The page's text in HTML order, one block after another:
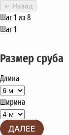
← Назад
Шаг 1 из 8
Шаг 1
Размер сруба
Длина
Ширина
ДАЛЕЕ